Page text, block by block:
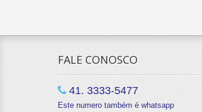
FALE CONOSCO
41. 3333-5477
Este numero também é whatsapp